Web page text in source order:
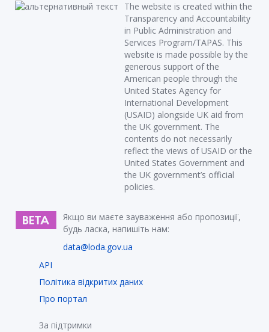
The website is created within the
Transparency and Accountability
in Public Administration and
Services Program/TAPAS. This
website is made possible by the
generous support of the
American people through the
United States Agency for
International Development
(USAID) alongside UK aid from
the UK government. The
contents do not necessarily
reflect the views of USAID or the
United States Government and
the UK government’s official
policies.
Якщо ви маєте зауваження або пропозиції,
будь ласка, напишіть нам:
data@loda.gov.ua
API
Політика відкритих даних
Про портал
За підтримки